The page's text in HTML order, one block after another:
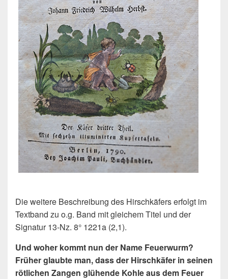
Die weitere Beschreibung des Hirschkäfers erfolgt im
Textband zu o.g. Band mit gleichem Titel und der
Signatur 13-Nz. 8° 1221a (2,1).
Und woher kommt nun der Name Feuerwurm?
Früher glaubte man, dass der Hirschkäfer in seinen
rötlichen Zangen glühende Kohle aus dem Feuer